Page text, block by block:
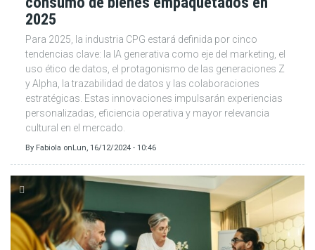
2025
Para 2025, la industria CPG estará definida por cinco
tendencias clave: la IA generativa como eje del marketing, el
uso ético de datos, el protagonismo de las generaciones Z
y Alpha, la trazabilidad de datos y las colaboraciones
estratégicas. Estas innovaciones impulsarán experiencias
personalizadas, eficiencia operativa y mayor relevancia
cultural en el mercado.
By Fabiola onLun, 16/12/2024 - 10:46